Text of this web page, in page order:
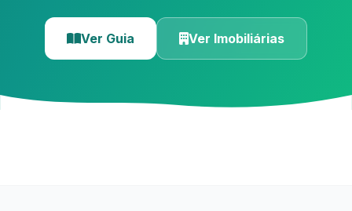
Ver Guia Ver Imobiliárias